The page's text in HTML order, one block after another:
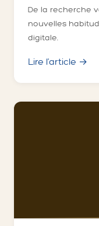
De la recherche
nouvelles
digitale.
Lire l'article →